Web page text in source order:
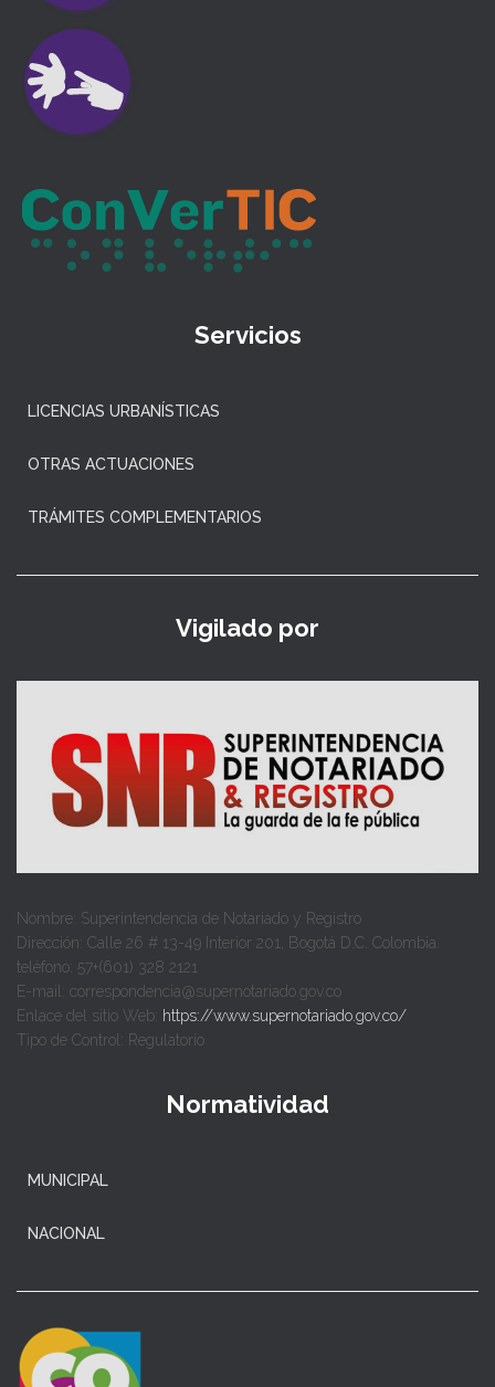
Servicios
LICENCIAS URBANÍSTICAS
OTRAS ACTUACIONES
TRÁMITES COMPLEMENTARIOS
Vigilado por
Nombre: Superintendencia de Notariado y Registro
Dirección: Calle 26 # 13-49 Interior 201, Bogotá D.C. Colombia.
teléfono: 57+(601) 328 2121
E-mail: correspondencia@supernotariado.gov.co
Enlace del sitio Web: https://www.supernotariado.gov.co/
Tipo de Control: Regulatorio
Normatividad
MUNICIPAL
NACIONAL